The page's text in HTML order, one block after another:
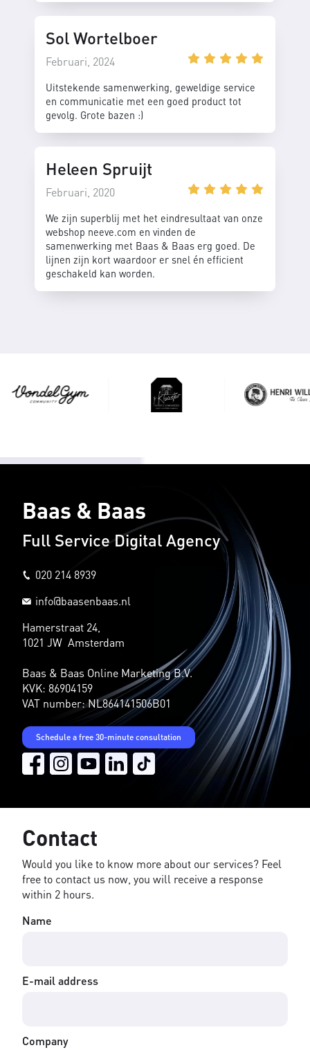
Sol Wortelboer
Februari, 2024
Uitstekende samenwerking, geweldige service
en communicatie met een goed product tot
gevolg. Grote bazen :)
Heleen Spruijt
Februari, 2020
We zijn superblij met het eindresultaat van onze
webshop neeve.com en vinden de
samenwerking met Baas & Baas erg goed. De
lijnen zijn kort waardoor er snel én efficient
geschakeld kan worden.
Baas & Baas
Full Service Digital Agency
020 214 8939
info@baasenbaas.nl
Hamerstraat 24,
1021 JW Amsterdam
Baas & Baas Online Marketing B.V.
KVK: 86904159
VAT number: NL864141506B01
Schedule a free 30-minute consultation
Contact
Would you like to know more about our services? Feel
free to contact us now, you will receive a response
within 2 hours.
Name
E-mail address
Company